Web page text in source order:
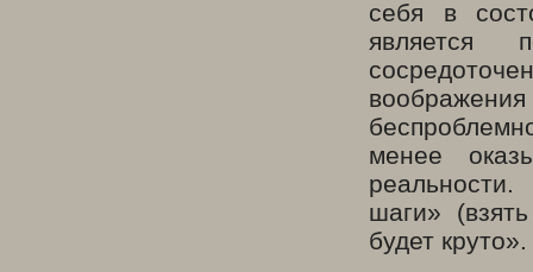
себя в
является
менее
шаги»
будет круто».